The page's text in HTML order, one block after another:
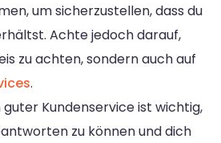
um sicherzustellen, dass du
Achte jedoch darauf,
zu achten, sondern auch auf
.
guter Kundenservice ist wichtig,
zu können und dich